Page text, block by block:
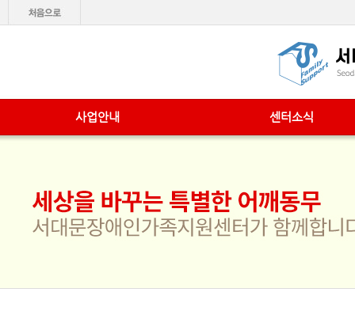
사업안내 센터소식